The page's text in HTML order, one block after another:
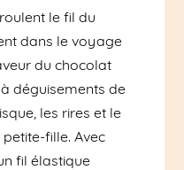
le fil du
dans le voyage
du chocolat
déguisements de
les rires et le
fille. Avec
fil élastique